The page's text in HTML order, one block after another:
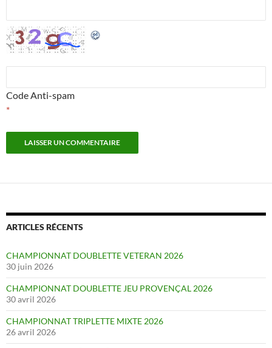
Code Anti-spam
*
ARTICLES RÉCENTS
CHAMPIONNAT DOUBLETTE VETERAN 2026
30 juin 2026
CHAMPIONNAT DOUBLETTE JEU PROVENÇAL 2026
30 avril 2026
CHAMPIONNAT TRIPLETTE MIXTE 2026
26 avril 2026